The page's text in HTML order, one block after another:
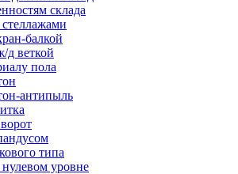
склада
балкой
д веткой
пола
антипыль
типа
уровне